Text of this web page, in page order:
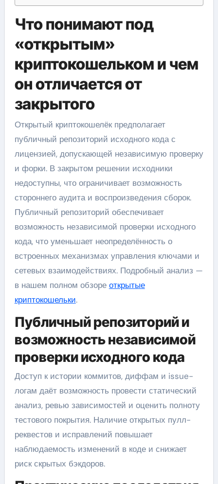
Что понимают под
«открытым»
криптокошельком и чем
он отличается от
закрытого
Открытый криптокошелёк предполагает
публичный репозиторий исходного кода с
лицензией, допускающей независимую проверку
и форки. В закрытом решении исходники
недоступны, что ограничивает возможность
стороннего аудита и воспроизведения сборок.
Публичный репозиторий обеспечивает
возможность независимой проверки исходного
кода, что уменьшает неопределённость о
встроенных механизмах управления ключами и
сетевых взаимодействиях. Подробный анализ —
в нашем полном обзоре открытые
криптокошельки.
Публичный репозиторий и
возможность независимой
проверки исходного кода
Доступ к истории коммитов, диффам и issue-
логам даёт возможность провести статический
анализ, ревью зависимостей и оценить полноту
тестового покрытия. Наличие открытых пулл-
реквестов и исправлений повышает
наблюдаемость изменений в коде и снижает
риск скрытых бэкдоров.